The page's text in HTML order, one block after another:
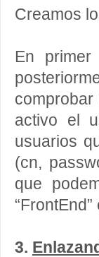
Creamos
En
activo el
usuarios
(cn,
que
3.